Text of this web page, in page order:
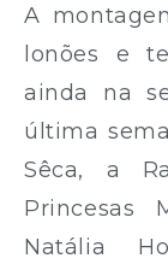
A
lonões e
ainda na
última
Sêca, a
Princesas
Natália